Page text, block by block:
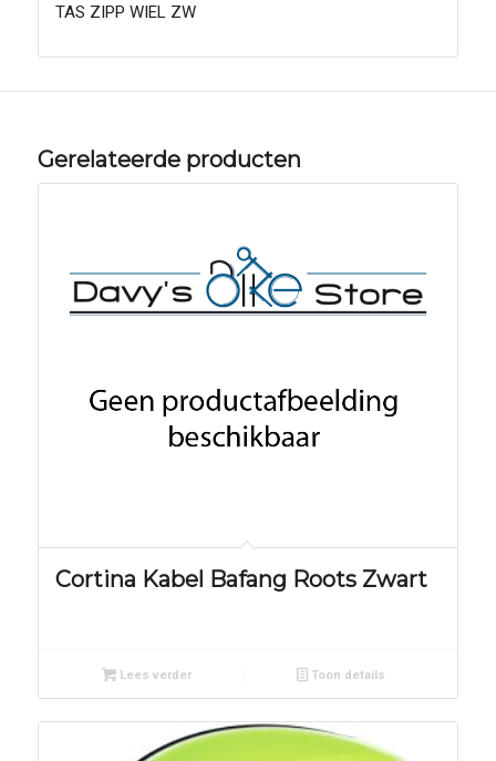
TAS ZIPP WIEL ZW
Gerelateerde producten
Cortina Kabel Bafang Roots Zwart
Lees verder Toon details